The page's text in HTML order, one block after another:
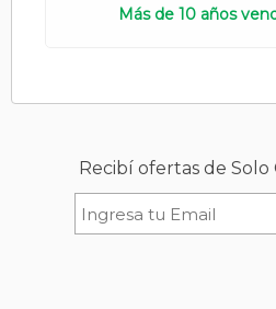
Más de 10 años
Recibí ofertas de Solo